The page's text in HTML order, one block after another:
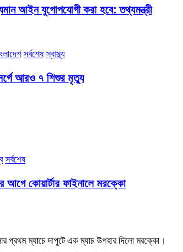
আইন যুগোপযোগী করা হবে: তথ্যমন্ত্রী
সর্বশেষ স্বাস্থ্য
আরও ৭ শিশুর মৃত্যু
সর্বশেষ
আগে কোয়ার্টার ফাইনালে মরক্কো
প্রথম ম্যাচে দাপুটে এক ম্যাচ উপহার দিলো মরক্কো।